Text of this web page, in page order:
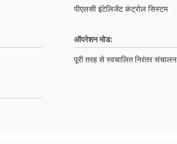
पीएलसी इंटेलिजेंट कंट्रोल सिस्टम
ऑपरेशन मोड:
पूरी तरह से स्वचालित निरंतर संचालन